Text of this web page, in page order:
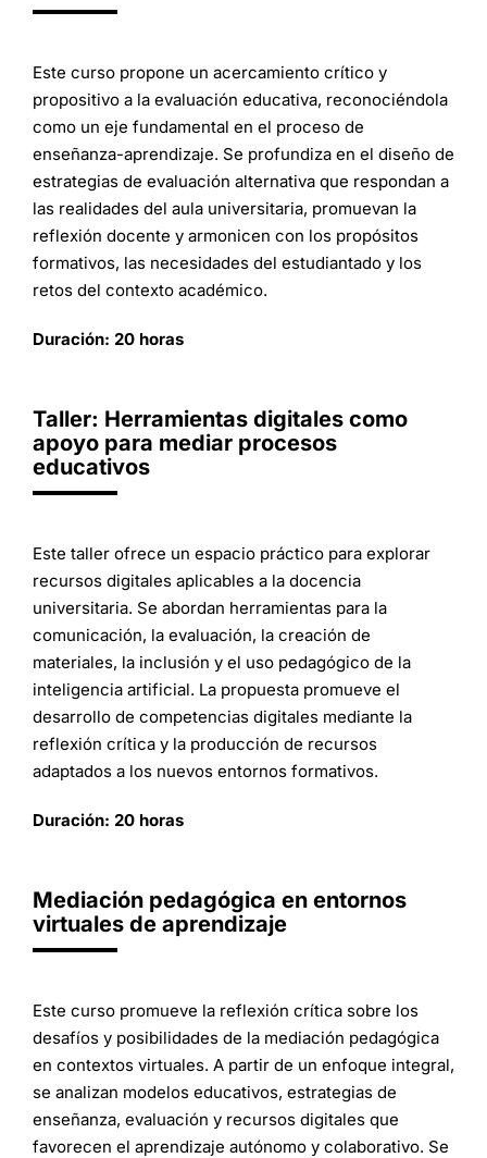
Este curso propone un acercamiento crítico y
propositivo a la evaluación educativa, reconociéndola
como un eje fundamental en el proceso de
enseñanza-aprendizaje. Se profundiza en el diseño de
estrategias de evaluación alternativa que respondan a
las realidades del aula universitaria, promuevan la
reflexión docente y armonicen con los propósitos
formativos, las necesidades del estudiantado y los
retos del contexto académico.
Duración: 20 horas
Taller: Herramientas digitales como
apoyo para mediar procesos
educativos
Este taller ofrece un espacio práctico para explorar
recursos digitales aplicables a la docencia
universitaria. Se abordan herramientas para la
comunicación, la evaluación, la creación de
materiales, la inclusión y el uso pedagógico de la
inteligencia artificial. La propuesta promueve el
desarrollo de competencias digitales mediante la
reflexión crítica y la producción de recursos
adaptados a los nuevos entornos formativos.
Duración: 20 horas
Mediación pedagógica en entornos
virtuales de aprendizaje
Este curso promueve la reflexión crítica sobre los
desafíos y posibilidades de la mediación pedagógica
en contextos virtuales. A partir de un enfoque integral,
se analizan modelos educativos, estrategias de
enseñanza, evaluación y recursos digitales que
favorecen el aprendizaje autónomo y colaborativo. Se